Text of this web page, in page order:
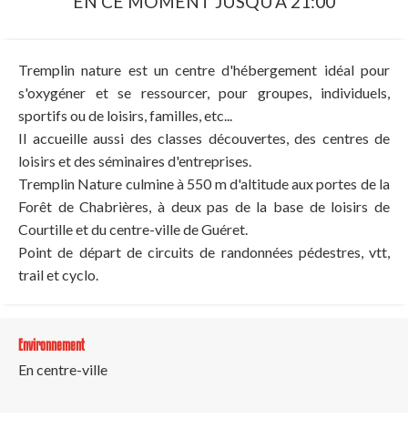
Tremplin nature est un centre d'hébergement idéal pour
s'oxygéner et se ressourcer, pour groupes, individuels,
sportifs ou de loisirs, familles, etc...
Il accueille aussi des classes découvertes, des centres de
loisirs et des séminaires d'entreprises.
Tremplin Nature culmine à 550 m d'altitude aux portes de la
Forêt de Chabrières, à deux pas de la base de loisirs de
Courtille et du centre-ville de Guéret.
Point de départ de circuits de randonnées pédestres, vtt,
trail et cyclo.
Environnement
En centre-ville